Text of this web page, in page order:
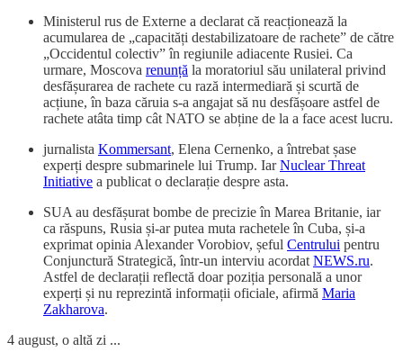
Ministerul rus de Externe a declarat că reacționează la
acumularea de „capacități destabilizatoare de rachete” de către
„Occidentul colectiv” în regiunile adiacente Rusiei. Ca
urmare, Moscova renunță la moratoriul său unilateral privind
desfășurarea de rachete cu rază intermediară și scurtă de
acțiune, în baza căruia s-a angajat să nu desfășoare astfel de
rachete atâta timp cât NATO se abține de la a face acest lucru.
jurnalista Kommersant, Elena Cernenko, a întrebat șase
experți despre submarinele lui Trump. IarNuclear Threat
Initiative a publicat o declarație despre asta.
SUA au desfășurat bombe de precizie în Marea Britanie, iar
ca răspuns, Rusia și-ar putea muta rachetele în Cuba, și-a
exprimat opinia Alexander Vorobiov, șeful Centrului pentru
Conjunctură Strategică, într-un interviu acordat NEWS.ru.
Astfel de declarații reflectă doar poziția personală a unor
experți și nu reprezintă informații oficiale, afirmă Maria
Zakharova.
4 august, o altă zi ...